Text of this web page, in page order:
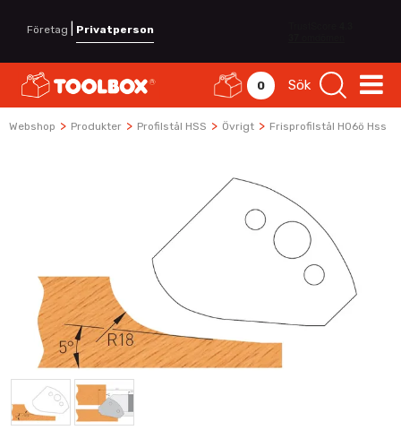
Företag Privatperson
0 Sök
Webshop > Produkter > Profilstål HSS > Övrigt > Frisprofilstål H06ö Hss